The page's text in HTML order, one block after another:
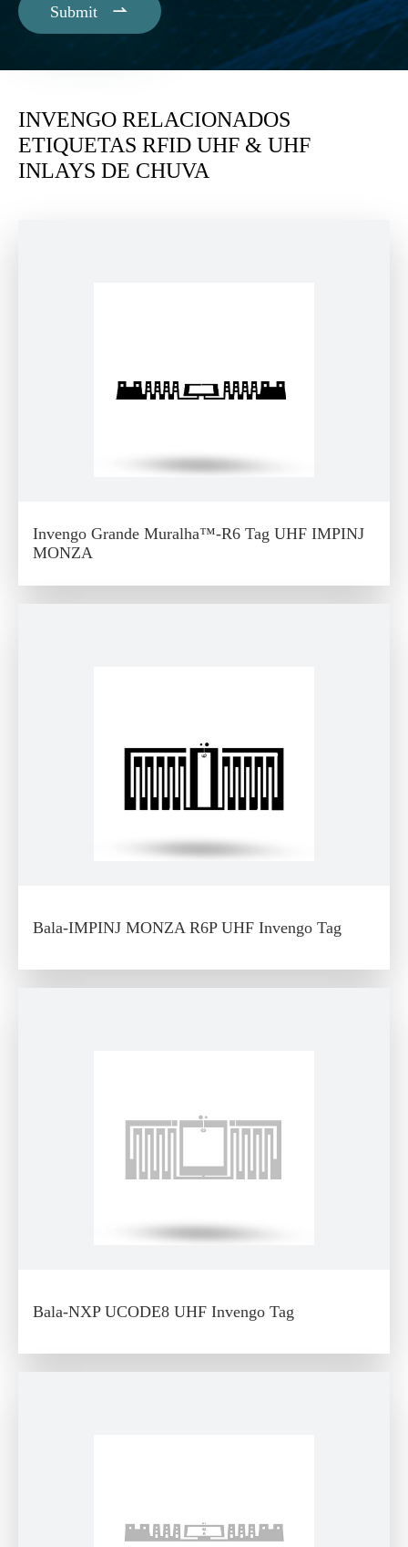
Submit 
INVENGO RELACIONADOS
ETIQUETAS RFID UHF & UHF
INLAYS DE CHUVA
Invengo Grande Muralha™-R6 Tag UHF IMPINJ
MONZA
Bala-IMPINJ MONZA R6P UHF Invengo Tag
Bala-NXP UCODE8 UHF Invengo Tag